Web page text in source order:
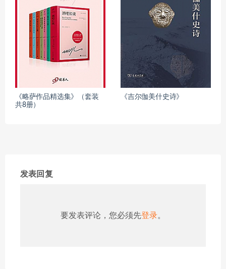
《略萨作品精选集》（套装
共8册）
《吉尔伽美什史诗》
发表回复
要发表评论，您必须先登录。